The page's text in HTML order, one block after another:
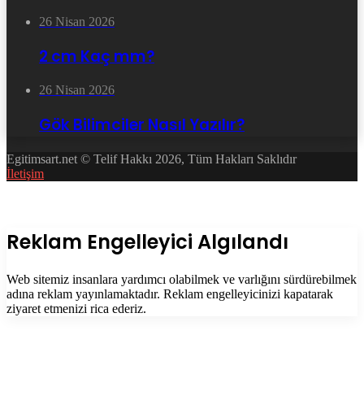
26 Nisan 2026
2 cm Kaç mm?
26 Nisan 2026
Gök Bilimciler Nasıl Yazılır?
Egitimsart.net © Telif Hakkı 2026, Tüm Hakları Saklıdır
İletişim
Kapalı
Reklam Engelleyici Algılandı
Web sitemiz insanlara yardımcı olabilmek ve varlığını sürdürebilmek
adına reklam yayınlamaktadır. Reklam engelleyicinizi kapatarak
ziyaret etmenizi rica ederiz.